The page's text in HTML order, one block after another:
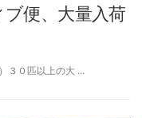
便、大量入荷
３０匹以上の大 …